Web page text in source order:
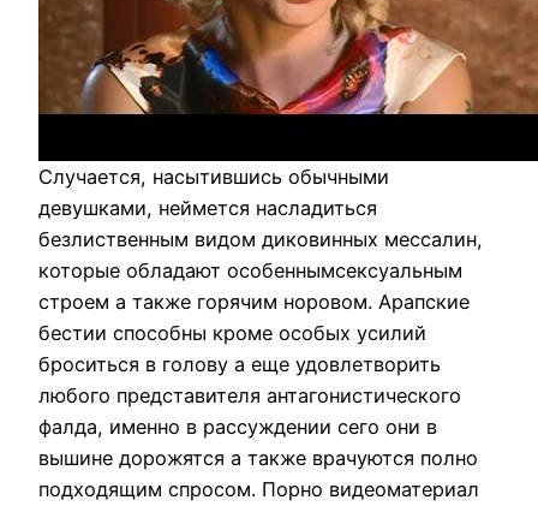
Случается, насытившись обычными
девушками, неймется насладиться
безлиственным видом диковинных мессалин,
которые обладают особеннымсексуальным
строем а также горячим норовом. Арапские
бестии способны кроме особых усилий
броситься в голову а еще удовлетворить
любого представителя антагонистического
фалда, именно в рассуждении сего они в
вышине дорожятся а также врачуются полно
подходящим спросом. Порно видеоматериал